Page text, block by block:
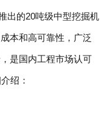
出的20吨级中型挖掘机
本和高可靠性，广泛
是国内工程市场认可
绍：